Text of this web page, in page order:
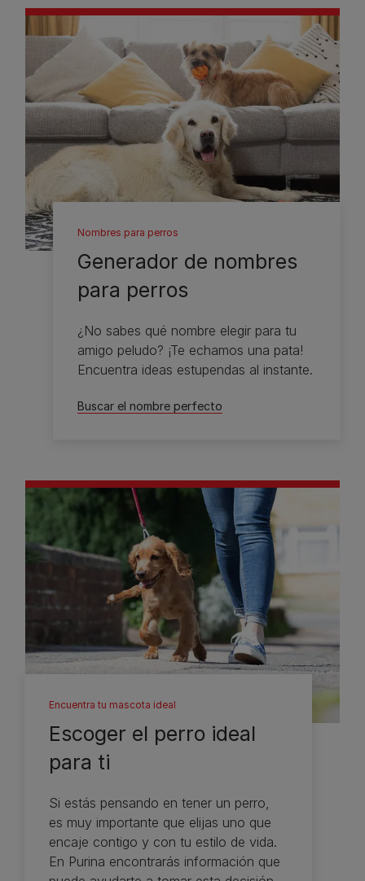
Nombres para perros
Generador de nombres
para perros
¿No sabes qué nombre elegir para tu
amigo peludo? ¡Te echamos una pata!
Encuentra ideas estupendas al instante.
Buscar el nombre perfecto
Encuentra tu mascota ideal
Escoger el perro ideal
para ti
Si estás pensando en tener un perro,
es muy importante que elijas uno que
encaje contigo y con tu estilo de vida.
En Purina encontrarás información que